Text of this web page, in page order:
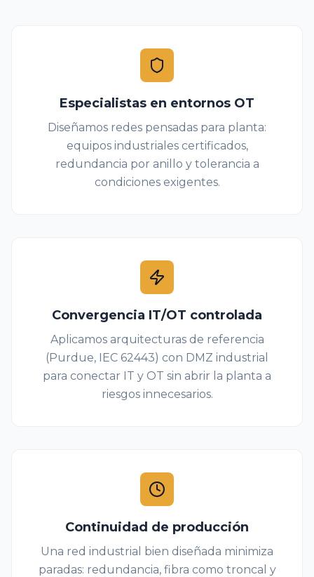
Especialistas en entornos OT
Diseñamos redes pensadas para planta:
equipos industriales certificados,
redundancia por anillo y tolerancia a
condiciones exigentes.
Convergencia IT/OT controlada
Aplicamos arquitecturas de referencia
(Purdue, IEC 62443) con DMZ industrial
para conectar IT y OT sin abrir la planta a
riesgos innecesarios.
Continuidad de producción
Una red industrial bien diseñada minimiza
paradas: redundancia, fibra como troncal y